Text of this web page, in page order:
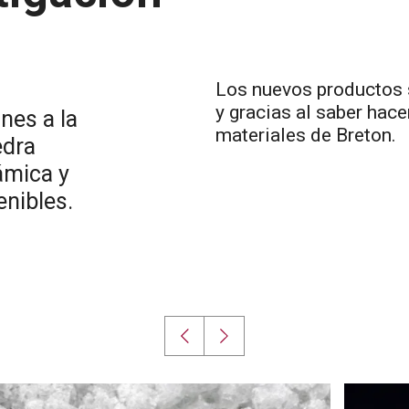
a la
y
Los nuevos
y gracias al saber
materiales de Breton.